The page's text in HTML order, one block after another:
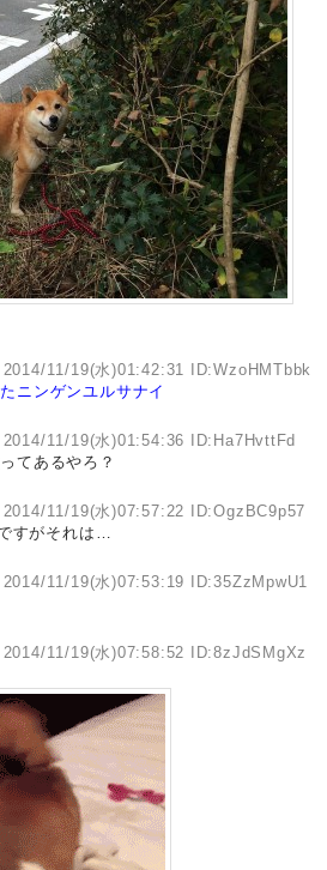
2014/11/19(水)01:42:31 ID:WzoHMTbbk
ニンゲンユルサナイ
2014/11/19(水)01:54:36 ID:Ha7HvttFd
てあるやろ？
2014/11/19(水)07:57:22 ID:OgzBC9p57
すがそれは…
2014/11/19(水)07:53:19 ID:35ZzMpwU1
2014/11/19(水)07:58:52 ID:8zJdSMgXz